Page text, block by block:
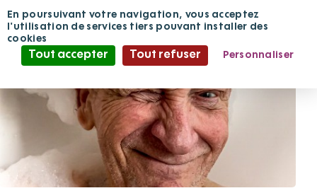
En poursuivant votre navigation, vous acceptez
l'utilisation de services tiers pouvant installer des
cookies
Tout accepter Tout refuser
Personnaliser